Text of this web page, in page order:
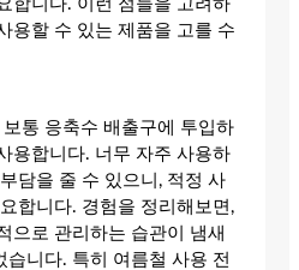
합니다. 이런 점들을 고려하
용할 수 있는 제품을 고를 수
통 응축수 배출구에 투입하
용합니다. 너무 자주 사용하
담을 줄 수 있으니, 적정 사
합니다. 경험을 정리해보면,
으로 관리하는 습관이 냄새
니다. 특히 여름철 사용 전